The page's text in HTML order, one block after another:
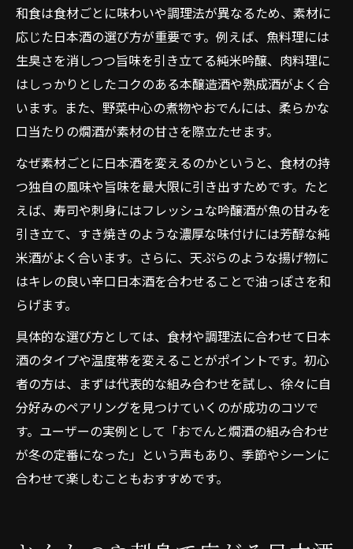
和食は食材ごとに味わいや調理法が異なるため、素材に
応じた日本酒の選び方が重要です。例えば、魚料理には
生臭さを消しつつ旨味を引き立てる純米吟醸、肉料理に
はしっかりとしたコクのある本醸造酒や熟成酒がよく合
います。また、野菜中心の煮物やおでんには、柔らかな
口当たりの燗酒が素材の甘さを際立たせます。
なぜ素材ごとに日本酒を変えるのかというと、食材の持
つ独自の風味や旨味を最大限に引き出すためです。たと
えば、寿司や刺身にはフレッシュな吟醸酒が魚の甘みを
引き立て、すき焼きのような濃厚な味付けには芳醇な純
米酒がよく合います。さらに、天ぷらのような揚げ物に
はキレの良い辛口日本酒を合わせることで油っぽさを和
らげます。
具体的な選び方としては、食材や調理法に合わせて日本
酒のタイプや温度帯を変えることがポイントです。初心
者の方は、まずは代表的な組み合わせを試し、徐々に自
分好みのペアリングを見つけていくのが成功のコツで
す。ユーザーの実例として「おでんと燗酒の組み合わせ
が冬の定番になった」という声もあり、季節やシーンに
合わせて楽しむこともおすすめです。